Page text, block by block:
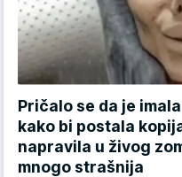
Pričalo se da je
kako bi postala
napravila u živog
mnogo strašnija